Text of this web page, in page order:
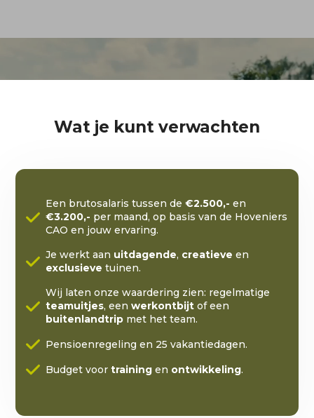
Wat je kunt verwachten
Een brutosalaris tussen de€2.500,- en
€3.200,- per maand, op basis van de Hoveniers
CAO en jouw ervaring.
Je werkt aan uitdagende, creatieve en
exclusieve tuinen.
Wij laten onze waardering zien: regelmatige
teamuitjes, eenwerkontbijt of een
buitenlandtrip met het team.
Pensioenregeling en 25 vakantiedagen.
Budget voortraining en ontwikkeling.